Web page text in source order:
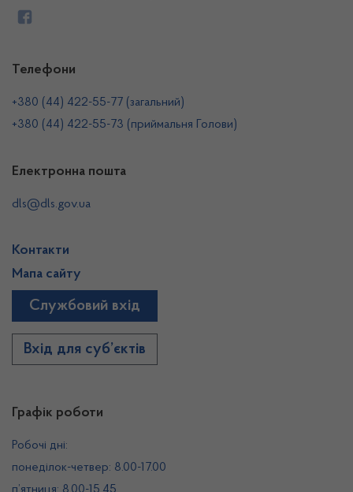
Графік роботи
Робочі дні:
понеділок-четвер: 8.00-17.00
Телефони
+380 (44) 422-55-77 (загальний)
+380 (44) 422-55-73 (приймальня Голови)
Електронна пошта
dls@dls.gov.ua
Контакти
Мапа сайту
Службовий вхід
Вхід для суб’єктів